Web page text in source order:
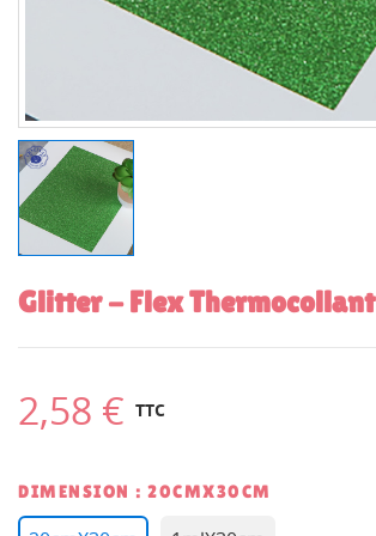
Glitter - Flex Thermocollant
2,58 € TTC
DIMENSION : 20CMX30CM